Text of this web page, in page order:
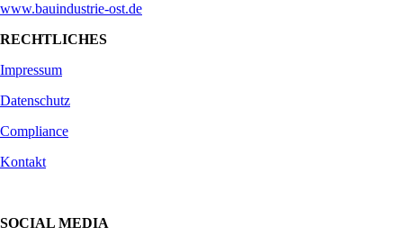
www.bauindustrie-ost.de
RECHTLICHES
Impressum
Datenschutz
Compliance
Kontakt
SOCIAL MEDIA